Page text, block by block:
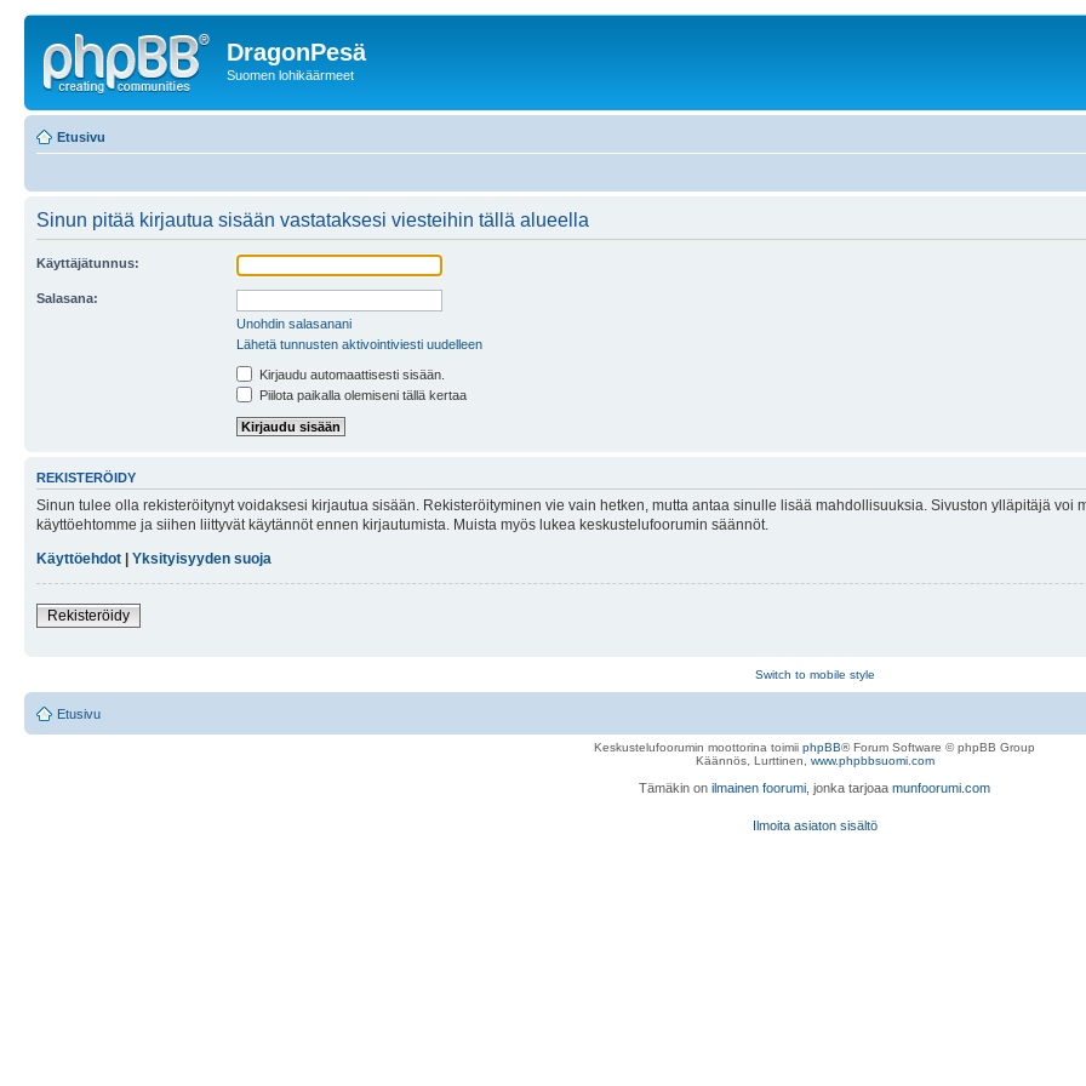
DragonPesä
Suomen lohikäärmeet
Etusivu
Sinun pitää kirjautua sisään vastataksesi viesteihin tällä alueella
Käyttäjätunnus:
Salasana:
Unohdin salasanani
Lähetä tunnusten aktivointiviesti uudelleen
Kirjaudu automaattisesti sisään.
Piilota paikalla olemiseni tällä kertaa
REKISTERÖIDY
Sinun tulee olla rekisteröitynyt voidaksesi kirjautua sisään. Rekisteröityminen vie vain hetken, mutta antaa sinulle lisää mahdollisuuksia. Sivuston ylläpitäjä
käyttöehtomme ja siihen liittyvät käytännöt ennen kirjautumista. Muista myös lukea keskustelufoorumin säännöt.
Käyttöehdot
Yksityisyyden suoja
Rekisteröidy
Switch to mobile style
Etusivu
Keskustelufoorumin moottorina toimii phpBB® Forum Software © phpBB Group
Käännös, Lurttinen, www.phpbbsuomi.com
Tämäkin on ilmainen foorumi , jonka tarjoaa munfoorumi.com
Ilmoita asiaton sisältö